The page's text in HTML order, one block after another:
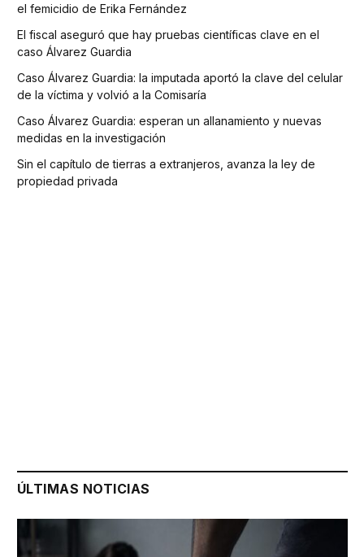
el femicidio de Erika Fernández
El fiscal aseguró que hay pruebas científicas clave en el
caso Álvarez Guardia
Caso Álvarez Guardia: la imputada aportó la clave del celular
de la víctima y volvió a la Comisaría
Caso Álvarez Guardia: esperan un allanamiento y nuevas
medidas en la investigación
Sin el capítulo de tierras a extranjeros, avanza la ley de
propiedad privada
ÚLTIMAS NOTICIAS